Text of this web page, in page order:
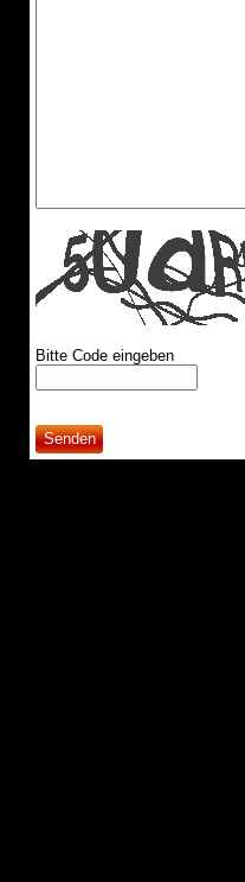
Bitte Code eingeben